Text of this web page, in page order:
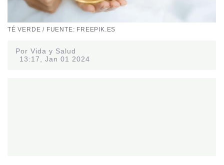
TÉ VERDE / FUENTE: FREEPIK.ES
Por Vida y Salud
13:17, Jan 01 2024